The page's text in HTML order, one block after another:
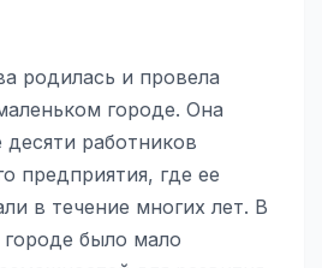
родилась и провела
городе. Она
работников
предприятия, где ее
в течение многих лет. В
было мало